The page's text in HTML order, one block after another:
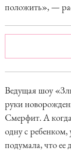
положить», —
Ведущая шоу
руки
Смерфит. А
одну с ребенком,
подумала, что ее